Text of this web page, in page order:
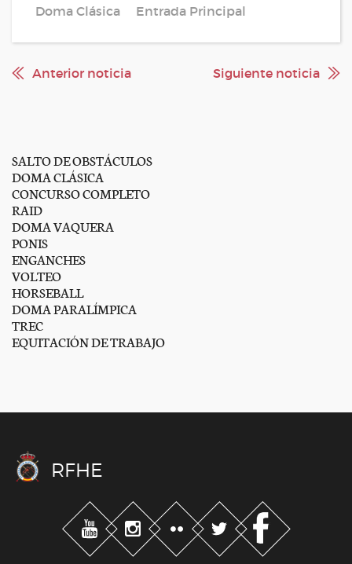
Doma Clásica Entrada Principal
Anterior noticia Siguiente noticia
SALTO DE OBSTÁCULOS
DOMA CLÁSICA
CONCURSO COMPLETO
RAID
DOMA VAQUERA
PONIS
ENGANCHES
VOLTEO
HORSEBALL
DOMA PARALÍMPICA
TREC
EQUITACIÓN DE TRABAJO
RFHE